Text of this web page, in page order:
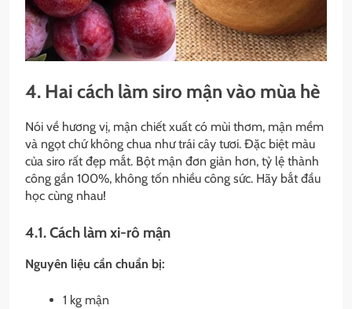
4. Hai cách làm siro mận vào mùa hè
Nói về hương vị, mận chiết xuất có mùi thơm, mận mềm
và ngọt chứ không chua như trái cây tươi. Đặc biệt màu
của siro rất đẹp mắt. Bột mận đơn giản hơn, tỷ lệ thành
công gần 100%, không tốn nhiều công sức. Hãy bắt đầu
học cùng nhau!
4.1. Cách làm xi-rô mận
Nguyên liệu cần chuẩn bị:
1 kg mận